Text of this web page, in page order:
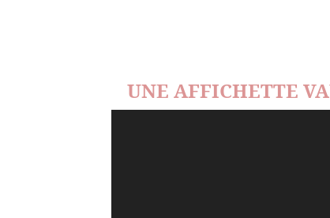
UNE AFFICHETTE